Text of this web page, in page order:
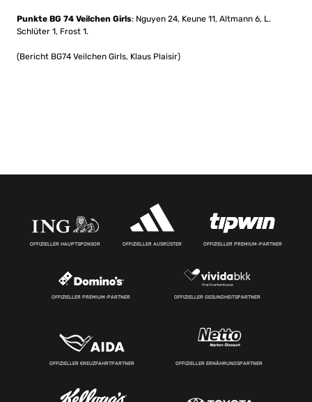
Punkte BG 74 Veilchen Girls: Nguyen 24, Keune 11, Altmann 6, L.
Schlüter 1, Frost 1.
(Bericht BG74 Veilchen Girls, Klaus Plaisir)
OFFIZIELLER HAUPTSPONSOR OFFIZIELLER AUSRÜSTER OFFIZIELLER PREMIUM-PARTNER
OFFIZIELLER PREMIUM-PARTNER OFFIZIELLER GESUNDHEITSPARTNER
OFFIZIELLER KREUZFAHRTPARTNER OFFIZIELLER ERNÄHRUNGSPARTNER